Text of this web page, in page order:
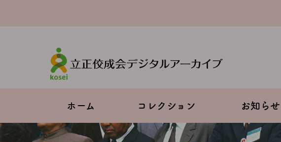
Main
navigation
ホーム コレクション お知らせ